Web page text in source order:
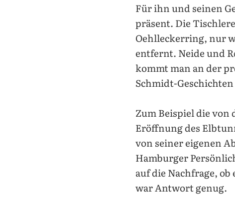
Für ihn und seinen
präsent. Die
Oehlleckerring, nur
entfernt. Neide und
kommt man an der
Schmidt-
Zum Beispiel die von
Eröffnung des
von seiner eigenen
Hamburger
auf die Nachfrage,
war Antwort genug.